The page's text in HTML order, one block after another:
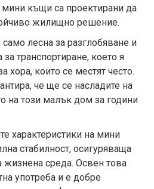
мини къщи са проектирани да
жилищно решение.
лесна за разглобяване и
транспортиране, което я
хора, които се местят често.
че ще се насладите на
на този малък дом за години
характеристики на мини
стабилност, осигуряваща
жизнена среда. Освен това
употреба и е добре